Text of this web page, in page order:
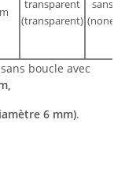
transparent
(transparent)
sans
(none)
boucle avec
6 mm).